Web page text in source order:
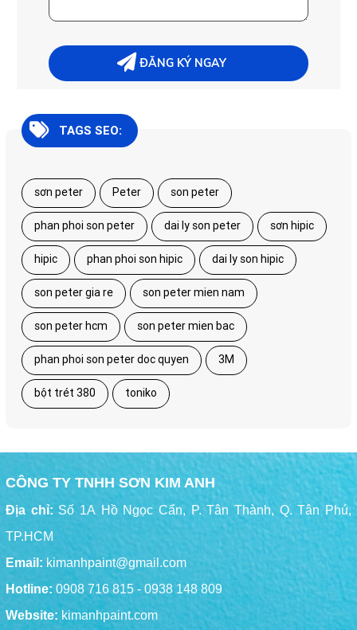
TAGS SEO:
sơn peter Peter son peter
phan phoi son peter dai ly son peter sơn hipic
hipic phan phoi son hipic dai ly son hipic
son peter gia re son peter mien nam
son peter hcm son peter mien bac
phan phoi son peter doc quyen 3M
bột trét 380 toniko
CÔNG TY TNHH SƠN KIM ANH
Địa chỉ:Số 1A Hồ Ngọc Cẩn, P. Tân Thành, Q. Tân Phú,
TP.HCM
Email: kimanhpaint@gmail.com
Hotline: 0908 716 815 - 0938 148 809
Website: kimanhpaint.com